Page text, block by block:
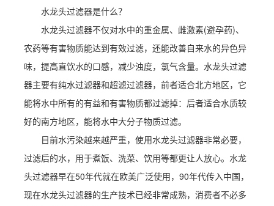
水龙头过滤器是什么？
水龙头过滤器不仅对水中的重金属、雌激素(避孕药)、
农药等有害物质能达到有效过滤，还能改善自来水的异色异
味，提高直饮水的口感，减少浊度，氯气含量。水龙头过滤
器主要有纯水过滤器和超滤过滤器，前者适合北方地区，它
能将水中所有的有益和有害物质都过滤掉：后者适合水质较
好的南方地区，能将水中大分子物质过滤。
目前水污染越来越严重，使用水龙头过滤器非常必要，
过滤后的水，用于煮饭、洗菜、饮用等都更让人放心。水龙
头过滤器早在50年代就在欧美广泛使用，90年代传入中国，
现在水龙头过滤器的生产技术已经非常成熟，消费者不必多